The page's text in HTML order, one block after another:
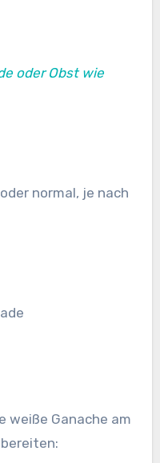
oder Obst wie
normal, je nach
weiße Ganache am